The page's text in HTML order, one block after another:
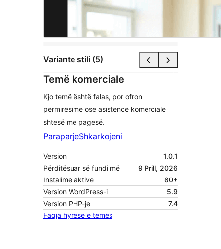
Variante stili (5)
Temë komerciale
Kjo temë është falas, por ofron
përmirësime ose asistencë komerciale
shtesë me pagesë.
ParaparjeShkarkojeni
Version
1.0.1
Përditësuar së fundi më
9 Prill, 2026
Instalime aktive
80+
Version WordPress-i
5.9
Version PHP-je
7.4
Faqja hyrëse e temës